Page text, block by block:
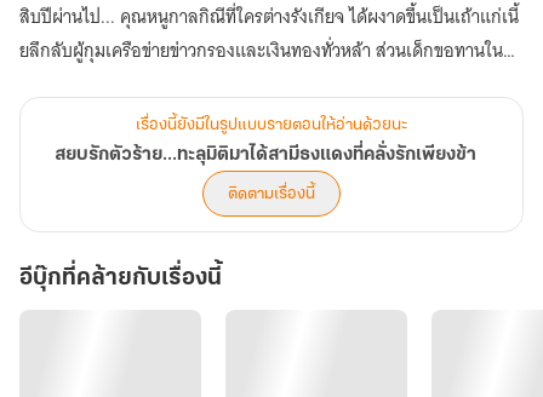
สิบปีผ่านไป... คุณหนูกาลกิณีที่ใครต่างรังเกียจ ได้ผงาดขึ้นเป็นเถ้าแก่เนี้
ยลึกลับผู้กุมเครือข่ายข่าวกรองและเงินทองทั่วหล้า ส่วนเด็กขอทานใน
ฟ้า
สำหรับศัตรูและคนทั้งแผ่นดิน เขาคือมารร้ายธงแดงที่โหดเหี้ยม อำมหิต
และพร้อมจะฟาดฟันผู้คนเป็นผักปลา ทว่าสำหรับนางเพียงผู้เดียว... เขา
คือบุรุษคลั่งรักที่ยอมสยบแทบเท้า และพร้อมจะเผาโลกทั้งใบเพื่อแลก
กับรอยยิ้มของนาง!
"ข้าไม่สนใจฮ่องเต้ ข้าไม่สนใจคุณธรรมใต้หล้า สิ่งเดียวที่ข้าสนใจคือ
เจ้า... ผู้ใดกล้าทำให้เจ้าขุ่นข้องหมองใจแม้แต่ปลายเล็บ ข้าจะสับมันเป็น
เรื่องนี้ยังมีในรูปแบบรายตอนให้อ่านด้วยนะ
สยบรักตัวร้าย...ทะลุมิติมาได้สามีธงแดงที่คลั่งรักเพียงข้า
ติดตามเรื่องนี้
อีบุ๊กที่คล้ายกับเรื่องนี้